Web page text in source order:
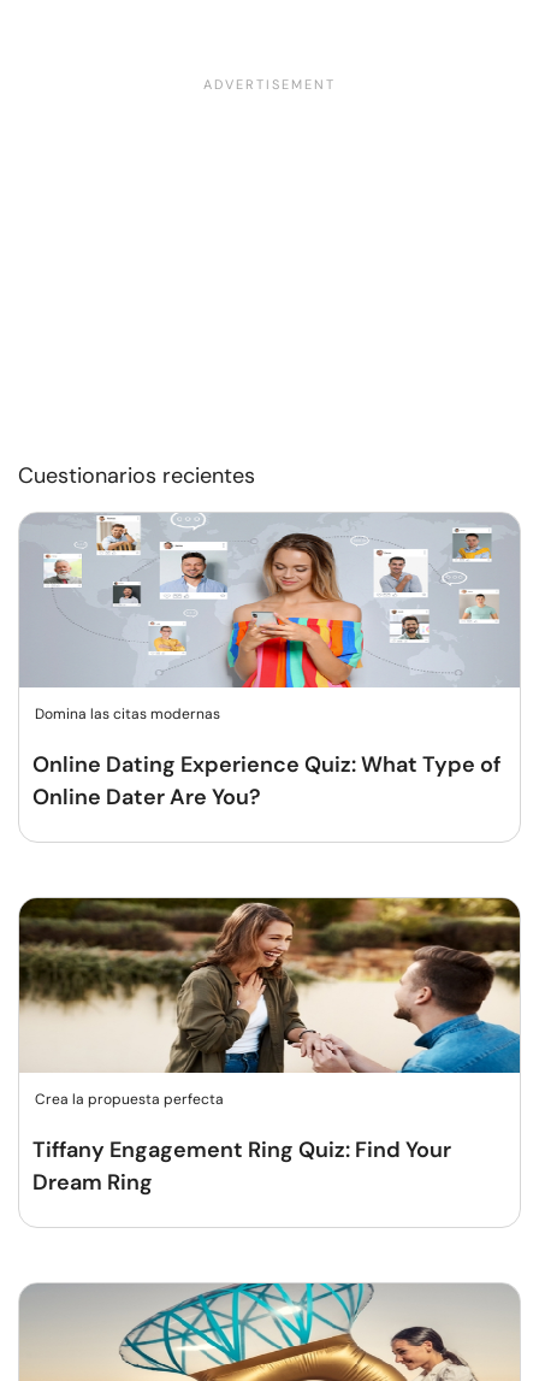
Cuestionarios recientes
Domina las citas modernas
Online Dating Experience Quiz: What Type of
Online Dater Are You?
Crea la propuesta perfecta
Tiffany Engagement Ring Quiz: Find Your
Dream Ring